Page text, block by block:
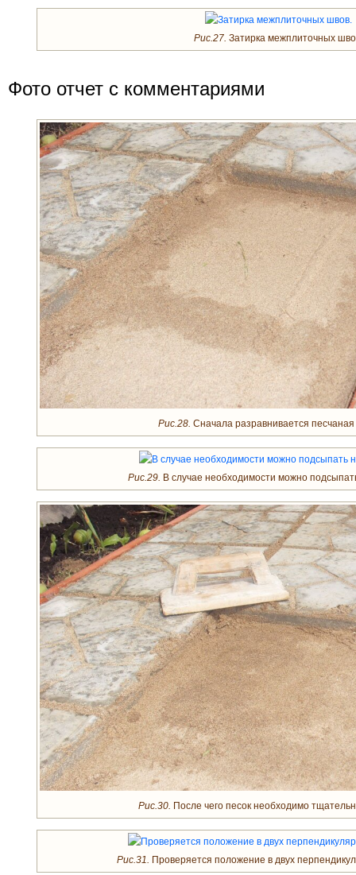
Рис.27. Затирка межплиточных
Фото отчет с комментариями
Рис.28. Сначала разравнивается
Рис.29. В случае необходимости можно
Рис.30. После чего песок необходимо
Рис.31. Проверяется положение в двух